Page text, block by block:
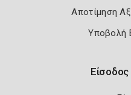
Αποτίμηση
Υποβολή